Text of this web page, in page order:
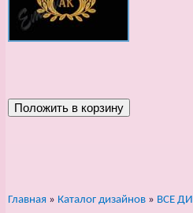
Главная » Каталог дизайнов » ВСЕ